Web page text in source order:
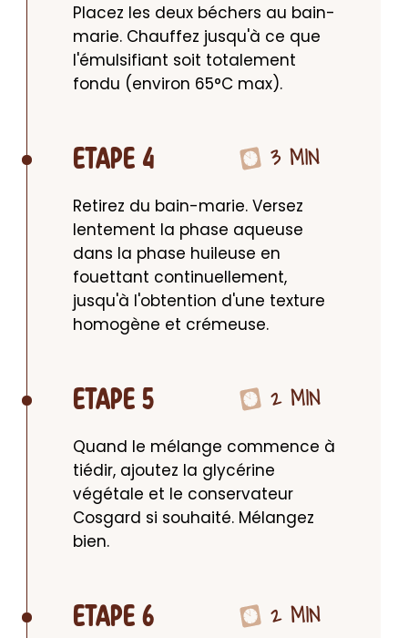
Placez les deux béchers au bain-
marie. Chauffez jusqu'à ce que
l'émulsifiant soit totalement
fondu (environ 65°C max).
ETAPE 4 3 MIN
Retirez du bain-marie. Versez
lentement la phase aqueuse
dans la phase huileuse en
fouettant continuellement,
jusqu'à l'obtention d'une texture
homogène et crémeuse.
ETAPE 5 2 MIN
Quand le mélange commence à
tiédir, ajoutez la glycérine
végétale et le conservateur
Cosgard si souhaité. Mélangez
bien.
ETAPE 6 2 MIN